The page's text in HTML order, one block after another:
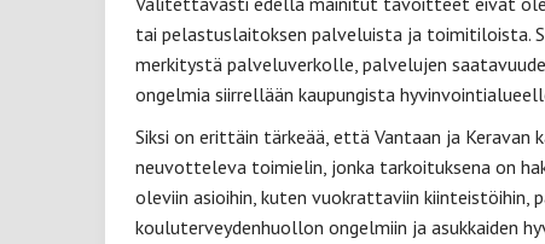
tai pelastuslaitoksen palveluista ja toimitiloista.
merkitystä palveluverkolle, palvelujen
ongelmia siirrellään kaupungista
Siksi on erittäin tärkeää, että Vantaan ja Keravan
neuvotteleva toimielin, jonka tarkoituksena on
oleviin asioihin, kuten vuokrattaviin kiinteistöihin,
kouluterveydenhuollon ongelmiin ja asukkaiden